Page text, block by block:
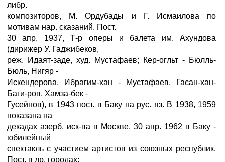
либр.
композиторов, М. Ордубады и Г. Исмаилова по
мотивам нар. сказаний. Пост.
30 апр. 1937, Т-р оперы и балета им. Ахундова
(дирижер У. Гаджибеков,
реж. Идаят-заде, худ. Мустафаев; Кер-огльт - Бюлль-
Бюль, Нигяр -
Искендерова, Ибрагим-хан - Мустафаев, Гасан-хан-
Баги-ров, Хамза-бек -
Гусейнов), в 1943 пост. в Баку на рус. яз. В 1938, 1959
показана на
декадах азерб. иск-ва в Москве. 30 апр. 1962 в Баку -
юбилейный
спектакль с участием артистов из союзных республик.
Пост. в др. городах: